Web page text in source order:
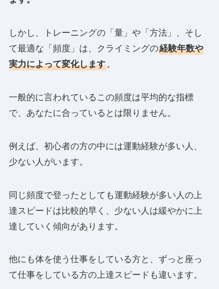
しかし、トレーニングの「量」や「方法」、そし
て最適な「頻度」は、クライミングの経験年数や
実力によって変化します。
一般的に言われているこの頻度は平均的な指標
で、あなたに合っているとは限りません。
例えば、初心者の方の中には運動経験が多い人、
少ない人がいます。
同じ頻度で登ったとしても運動経験が多い人の上
達スピードは比較的早く、少ない人は緩やかに上
達していく傾向があります。
他にも体を使う仕事をしている方と、ずっと座っ
て仕事をしている方の上達スピードも違います。